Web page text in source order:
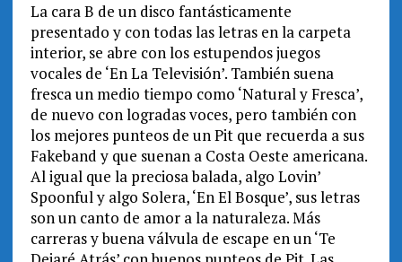
La cara B de un disco fantásticamente
presentado y con todas las letras en la carpeta
interior, se abre con los estupendos juegos
vocales de ‘En La Televisión’. También suena
fresca un medio tiempo como ‘Natural y Fresca’,
de nuevo con logradas voces, pero también con
los mejores punteos de un Pit que recuerda a sus
Fakeband y que suenan a Costa Oeste americana.
Al igual que la preciosa balada, algo Lovin’
Spoonful y algo Solera, ‘En El Bosque’, sus letras
son un canto de amor a la naturaleza. Más
carreras y buena válvula de escape en un ‘Te